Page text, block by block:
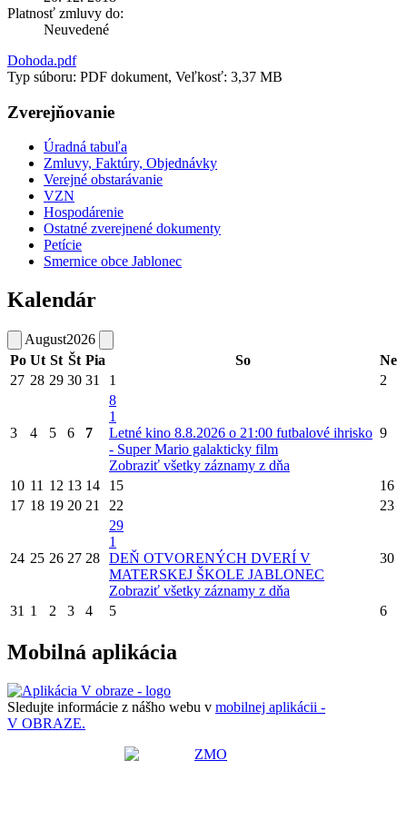
Platnosť zmluvy do:
Neuvedené
Dohoda.pdf
Typ súboru: PDF dokument, Veľkosť: 3,37 MB
Zverejňovanie
Úradná tabuľa
Zmluvy, Faktúry, Objednávky
Verejné obstarávanie
VZN
Hospodárenie
Ostatné zverejnené dokumenty
Petície
Smernice obce Jablonec
Kalendár
August2026
Po Ut St Št Pia So
Ne
27 28 29 30 31 1 2
3 4 5 6 7
8
1
Letné kino 8.8.2026 o 21:00 futbalové ihrisko
- Super Mario galakticky film
Zobraziť všetky záznamy z dňa
9
10 11 12 13 14 15
16
17 18 19 20 21 22 23
24 25 26 27 28
29
1
DEŇ OTVORENÝCH DVERÍ V
MATERSKEJ ŠKOLE JABLONEC
Zobraziť všetky záznamy z dňa
30
31 1 2 3 4 5 6
Mobilná aplikácia
Sledujte informácie z nášho webu v mobilnej aplikácii -
V OBRAZE.